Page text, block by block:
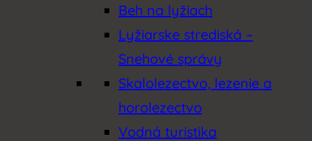
Beh na lyžiach
Lyžiarske strediská –
Snehové správy
Skalolezectvo, lezenie a
horolezectvo
Vodná turistika